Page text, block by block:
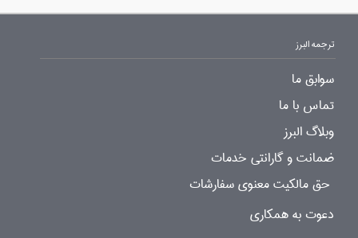
ترجمه البرز
سوابق ما
تماس با ما
وبلاگ البرز
ضمانت و گارانتی خدمات
حق مالکیت معنوی سفارشات
دعوت به همکاری